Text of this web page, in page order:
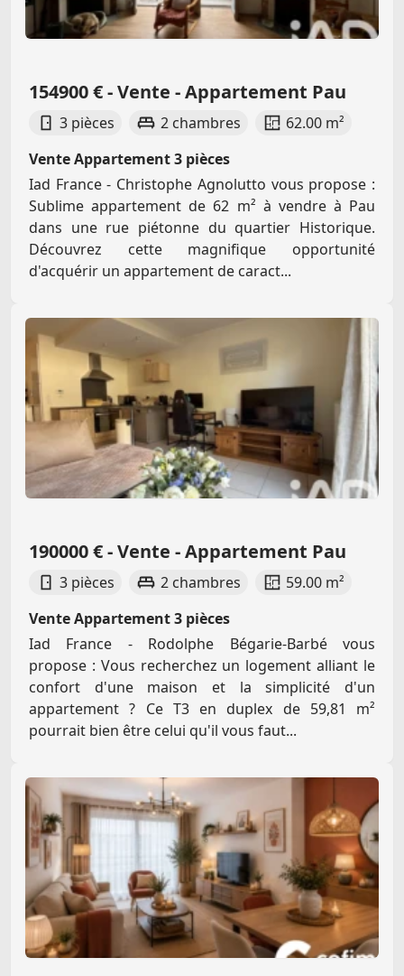
154900 € - Vente - Appartement Pau
3 pièces 2 chambres
62.00 m²
Vente Appartement 3 pièces
Iad France - Christophe Agnolutto vous propose :
Sublime appartement de 62 m² à vendre à Pau
dans une rue piétonne du quartier Historique.
Découvrez cette magnifique opportunité
d'acquérir un appartement de caract...
190000 € - Vente - Appartement Pau
3 pièces 2 chambres
59.00 m²
Vente Appartement 3 pièces
Iad France - Rodolphe Bégarie-Barbé vous
propose : Vous recherchez un logement alliant le
confort d'une maison et la simplicité d'un
appartement ? Ce T3 en duplex de 59,81 m²
pourrait bien être celui qu'il vous faut...